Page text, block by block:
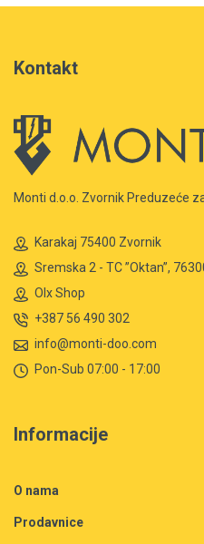
Kontakt
Monti d.o.o. Zvornik Preduzeće
Karakaj 75400 Zvornik
Sremska 2 - TC ”Oktan”,
Olx Shop
+387 56 490 302
info@monti-doo.com
Pon-Sub 07:00 - 17:00
Informacije
O nama
Prodavnice